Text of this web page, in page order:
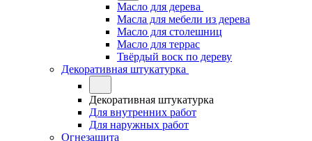
Масло для дерева
Масла для мебели из дерева
Масло для столешниц
Масло для террас
Твёрдый воск по дереву
Декоративная штукатурка
Декоративная штукатурка
Для внутренних работ
Для наружных работ
Огнезащита